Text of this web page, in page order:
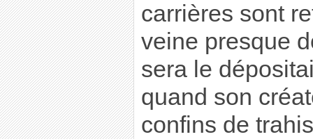
carrières sont
veine presque
sera le
quand son
confins de